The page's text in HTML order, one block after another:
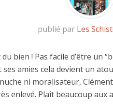
publié par Les
bien ! Pas facile d’être un
amies cela devient un
ni moralisateur,
enlevé. Plaît beaucoup aux